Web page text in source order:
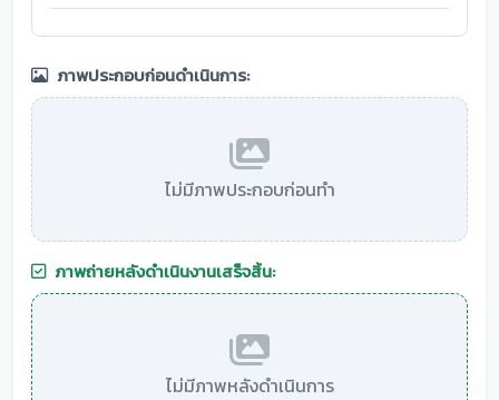
ภาพประกอบก่อนดำเนินการ:
ไม่มีภาพประกอบก่อนทำ
ภาพถ่ายหลังดำเนินงานเสร็จสิ้น:
ไม่มีภาพหลังดำเนินการ